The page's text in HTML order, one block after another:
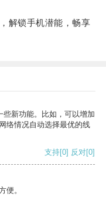
锁手机潜能，畅享
新功能。比如，可以增加
络情况自动选择最优的线
支持[0] 反对[0]
便。